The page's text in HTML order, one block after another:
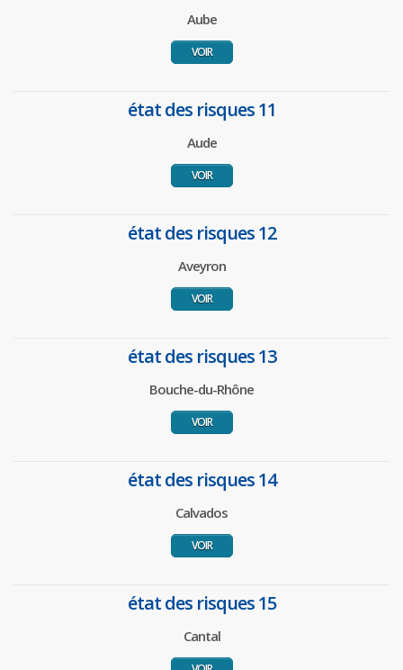
Aube
VOIR
état des risques 11
Aude
VOIR
état des risques 12
Aveyron
VOIR
état des risques 13
Bouche-du-Rhône
VOIR
état des risques 14
Calvados
VOIR
état des risques 15
Cantal